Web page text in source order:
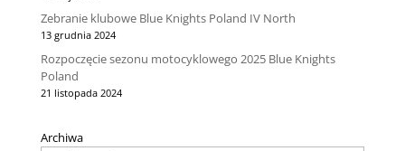
Zebranie klubowe Blue Knights Poland IV North
13 grudnia 2024
Rozpoczęcie sezonu motocyklowego 2025 Blue Knights
Poland
21 listopada 2024
Archiwa